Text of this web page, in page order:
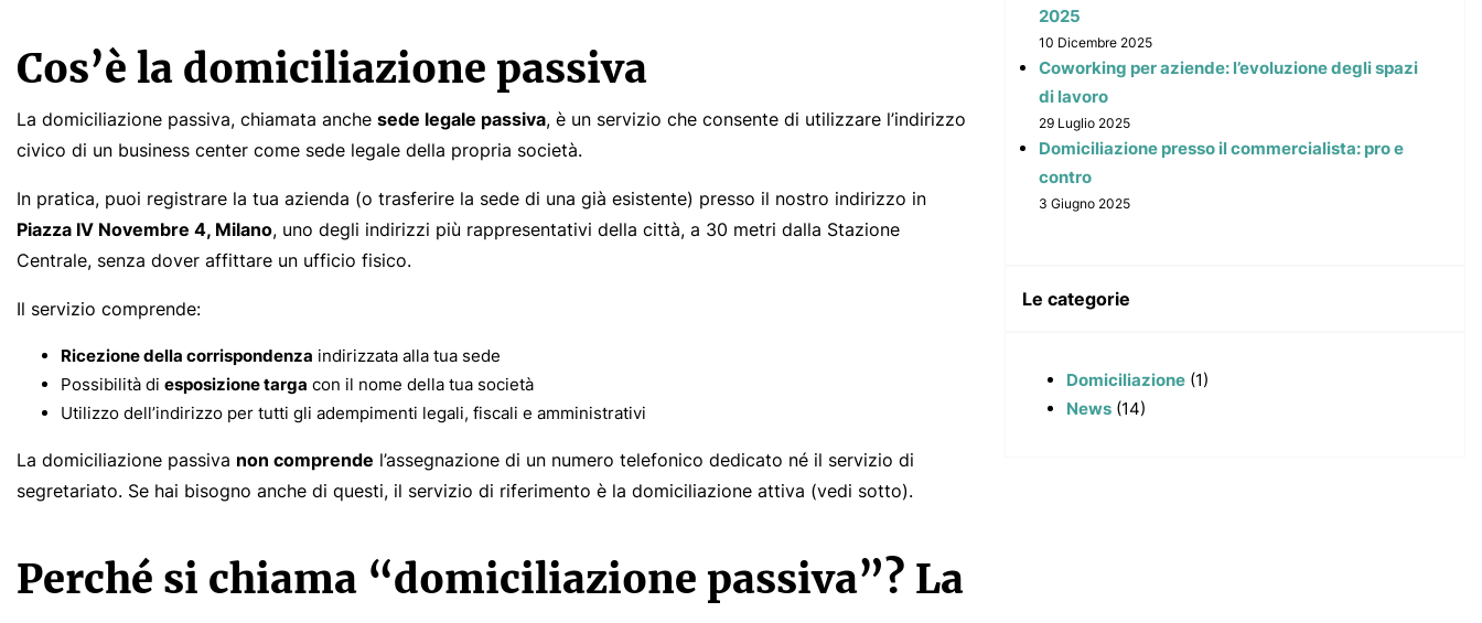
Cos’è la domiciliazione passiva
La domiciliazione passiva, chiamata anche sede legale passiva, è un servizio che consente di utilizzare l’indirizzo
civico di un business center come sede legale della propria società.
In pratica, puoi registrare la tua azienda (o trasferire la sede di una già esistente) presso il nostro indirizzo in
Piazza IV Novembre 4, Milano, uno degli indirizzi più rappresentativi della città, a 30 metri dalla Stazione
Centrale, senza dover affittare un ufficio fisico.
Il servizio comprende:
Ricezione della corrispondenza indirizzata alla tua sede
Possibilità di esposizione targa con il nome della tua società
Utilizzo dell’indirizzo per tutti gli adempimenti legali, fiscali e amministrativi
La domiciliazione passiva non comprende l’assegnazione di un numero telefonico dedicato né il servizio di
segretariato. Se hai bisogno anche di questi, il servizio di riferimento è la domiciliazione attiva (vedi sotto).
Perché si chiama “domiciliazione passiva”? La
2025
10 Dicembre 2025
Coworking per aziende: l’evoluzione degli spazi
di lavoro
29 Luglio 2025
Domiciliazione presso il commercialista: pro e
contro
3 Giugno 2025
Le categorie
Domiciliazione (1)
News (14)